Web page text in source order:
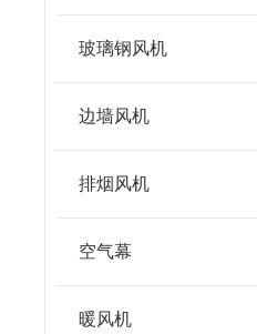
玻璃钢风机
边墙风机
排烟风机
空气幕
暖风机